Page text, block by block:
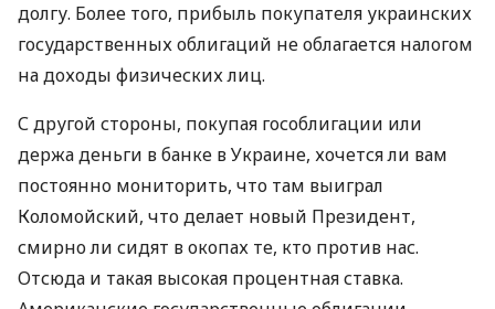
долгу. Более того, прибыль покупателя украинских
государственных облигаций не облагается налогом
на доходы физических лиц.
С другой стороны, покупая гособлигации или
держа деньги в банке в Украине, хочется ли вам
постоянно мониторить, что там выиграл
Коломойский, что делает новый Президент,
смирно ли сидят в окопах те, кто против нас.
Отсюда и такая высокая процентная ставка.